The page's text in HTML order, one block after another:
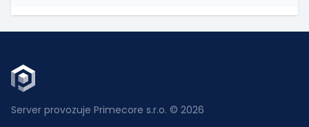
Server provozuje Primecore s.r.o. © 2026